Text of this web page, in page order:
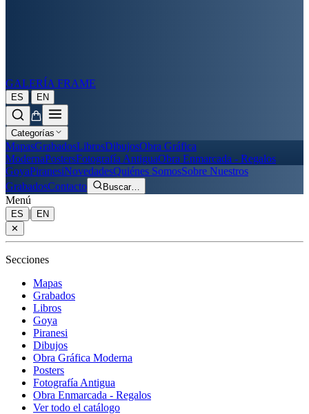
GALERÍA FRAME
ES | EN
Categorías
MapasGrabadosLibrosDibujosObra Gráfica
ModernaPostersFotografía AntiguaObra Enmarcada - Regalos
GoyaPiranesiNovedadesQuiénes SomosSobre Nuestros
GrabadosContacto Buscar…
Menú
ES |
EN
✕
Secciones
Mapas
Grabados
Libros
Goya
Piranesi
Dibujos
Obra Gráfica Moderna
Posters
Fotografía Antigua
Obra Enmarcada - Regalos
Ver todo el catálogo